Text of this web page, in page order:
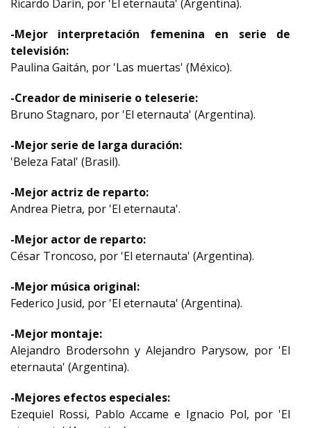
Ricardo Darín, por 'El eternauta' (Argentina).
-Mejor interpretación femenina en serie de
televisión:
Paulina Gaitán, por 'Las muertas' (México).
-Creador de miniserie o teleserie:
Bruno Stagnaro, por 'El eternauta' (Argentina).
-Mejor serie de larga duración:
'Beleza Fatal' (Brasil).
-Mejor actriz de reparto:
Andrea Pietra, por 'El eternauta'.
-Mejor actor de reparto:
César Troncoso, por 'El eternauta' (Argentina).
-Mejor música original:
Federico Jusid, por 'El eternauta' (Argentina).
-Mejor montaje:
Alejandro Brodersohn y Alejandro Parysow, por 'El
eternauta' (Argentina).
-Mejores efectos especiales:
Ezequiel Rossi, Pablo Accame e Ignacio Pol, por 'El